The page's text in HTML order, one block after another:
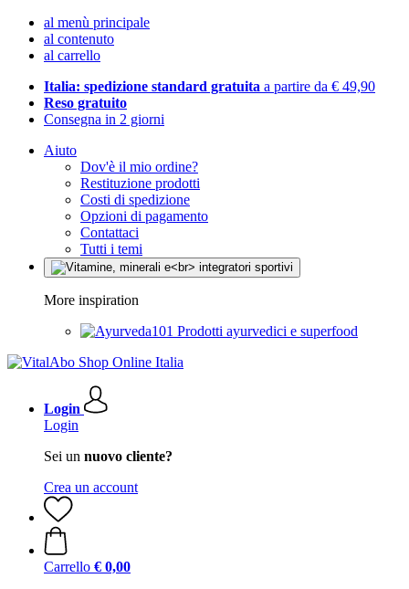
al menù principale
al contenuto
al carrello
Italia: spedizione standard gratuita a partire da € 49,90
Reso gratuito
Consegna in 2 giorni
Aiuto
Dov'è il mio ordine?
Restituzione prodotti
Costi di spedizione
Opzioni di pagamento
Contattaci
Tutti i temi
More inspiration
Prodotti ayurvedici e superfood
Login
Login
Sei un nuovo cliente?
Crea un account
Carrello € 0,00